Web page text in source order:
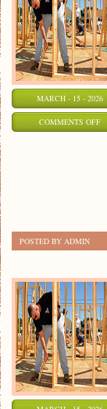
MARCH - 15 - 2026
COMMENTS OFFON
POSTED BY ADMIN